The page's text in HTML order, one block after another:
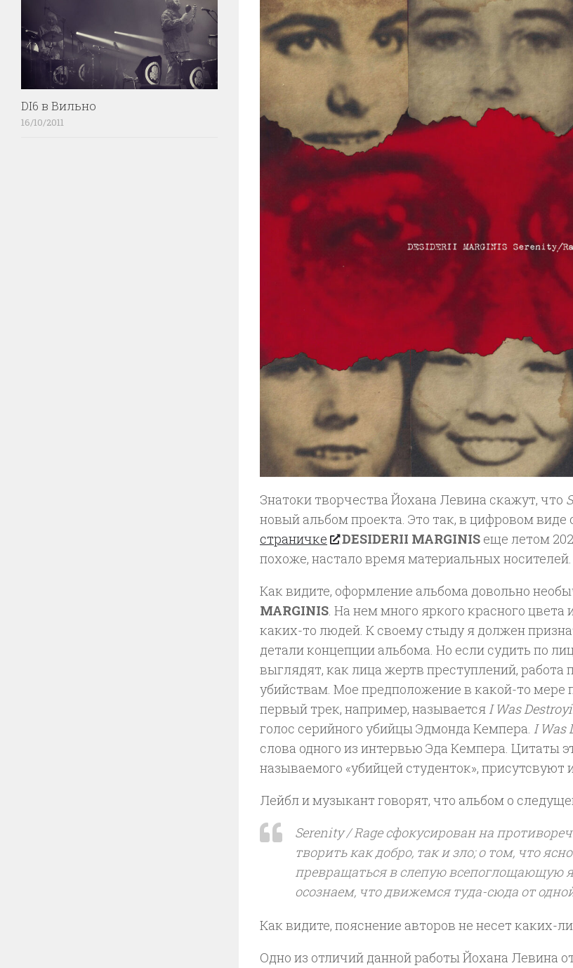
Знатоки творчества Йохана Левина скажут, что
новый альбом проекта. Это так, в цифровом виде
страничке
DESIDERII MARGINISеще летом
похоже, настало время материальных носителей.
Как видите, оформление альбома довольно
MARGINIS. На нем много яркого красного цвета
каких-то людей. К своему стыду я должен
детали концепции альбома. Но если судить по
выглядят, как лица жертв преступлений,
убийствам. Мое предположение в какой-то мере
первый трек, например, называетсяI Was
голос серийного убийцы Эдмонда Кемпера. I Was
слова одного из интервью Эда Кемпера. Цитаты
называемого «убийцей студенток», присутсвуют
Лейбл и музыкант говорят, что альбом о
Serenity / Rageсфокусирован на
творить как добро, так и зло; о том, что
превращаться в слепую всепоглощающую
осознаем, что движемся туда-сюда от
Как видите, пояснение авторов не несет каких-
Одно из отличий данной работы Йохана Левина
DI6 в Вильно
16/10/2011